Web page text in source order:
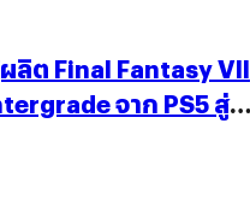
ต Final Fantasy VII
จาก PS5 สู่